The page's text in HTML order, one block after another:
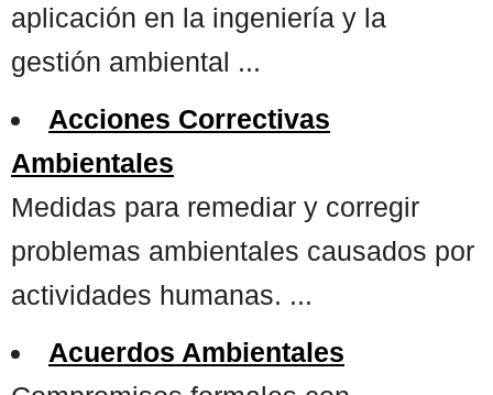
aplicación en la ingeniería y la
gestión ambiental ...
Acciones Correctivas
Ambientales
Medidas para remediar y corregir
problemas ambientales causados por
actividades humanas. ...
Acuerdos Ambientales